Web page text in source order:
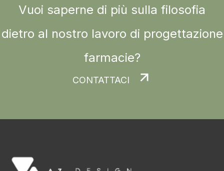
Vuoi saperne di più sulla filosofia
dietro al nostro lavoro di progettazione
farmacie?
CONTATTACI